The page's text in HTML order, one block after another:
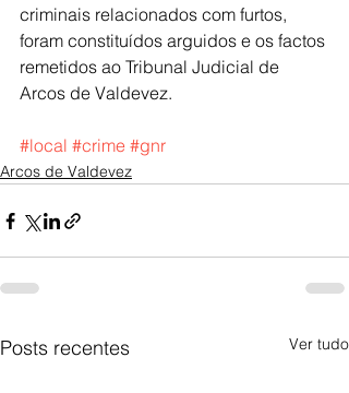
criminais relacionados com furtos,
foram constituídos arguidos e os factos
remetidos ao Tribunal Judicial de
Arcos de Valdevez.
#local #crime #gnr
Arcos de Valdevez
Posts recentes Ver tudo